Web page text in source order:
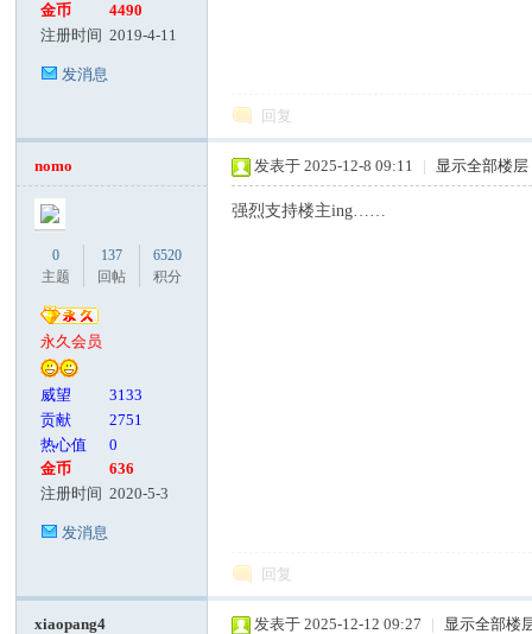
金币
4490
注册时间 2019-4-11
发消息
回复
nomo
0
主题
137
回帖
6520
积分
永久会员
威望
3133
贡献
2751
热心值
0
金币
636
注册时间 2020-5-3
发消息
发表于 2025-12-8 09:11 | 显示全部楼层
强烈支持楼主ing……
回复
xiaopang4 发表于 2025-12-12 09:27 | 显示全部楼